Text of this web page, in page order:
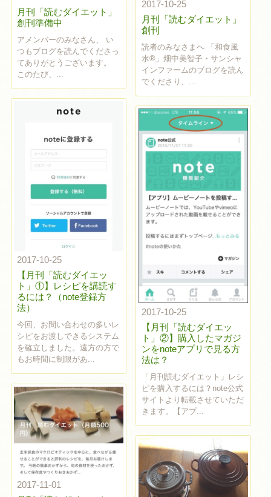
月刊「読むダイエット」
創刊準備中
アメンバーのみなさん、 い
つもブログを読んでくださっ
てありがとうございます。
このたび、...
2017-10-25
月刊「読むダイエット」
創刊
読者のみなさまへ 「和食風
水®」畑中美智子・サンシャ
インファームのブログを読ん
でくださり、...
2017-10-25
【月刊「読むダイエッ
ト」①】レシピを講読す
るには？（note登録方
法）
今回、お問い合わせの多いレ
シピをお渡しできるシステム
を確立しました。遠方の方で
もお時間に制限があ...
2017-10-25
【月刊「読むダイエッ
ト」②】購入したマガジ
ンをnoteアプリで見る方
法は？
「月刊読むダイエット」レシ
ピを購入するには？note公式
サイトより転載させていただ
きます。【アプ...
2017-11-01